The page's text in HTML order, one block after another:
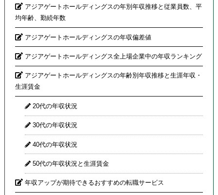
アジアゲートホールディングスの年別年収推移と従業員数、平
均年齢、勤続年数
アジアゲートホールディングスの年収偏差値
アジアゲートホールディングス全上場企業中の年収ランキング
アジアゲートホールディングスの年齢別年収推移と生涯年収・
生涯賃金
20代の年収状況
30代の年収状況
40代の年収状況
50代の年収状況と生涯賃金
年収アップが期待できるおすすめの転職サービス